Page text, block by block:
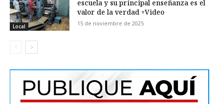
Local
escuela y su principal enseñanza es el
valor de la verdad +Video
15 de noviembre de 2025